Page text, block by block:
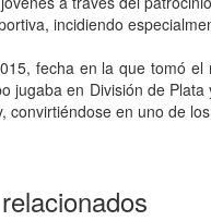
incidiendo
fecha en la que tomó
jugaba en División de
en uno de